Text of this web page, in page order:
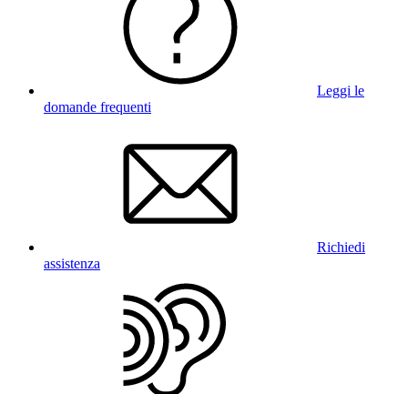
Leggi le
domande frequenti
Richiedi
assistenza